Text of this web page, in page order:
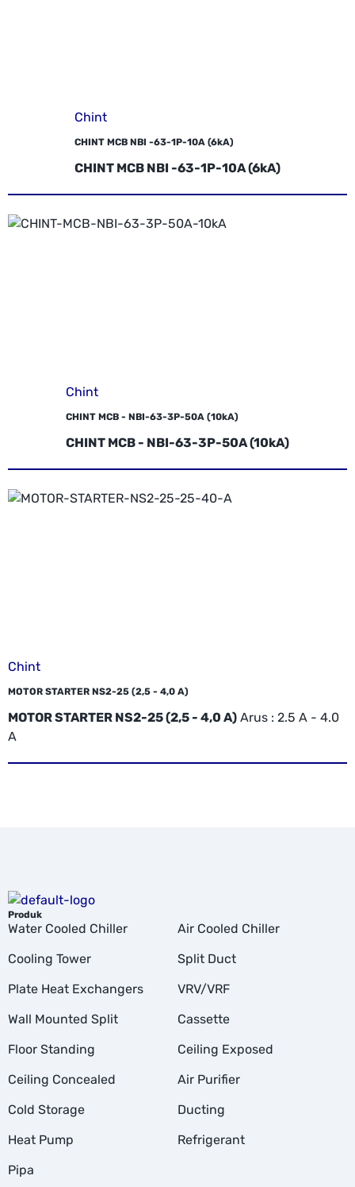
Chint
CHINT MCB NBI -63-1P-10A (6kA)
CHINT MCB NBI -63-1P-10A (6kA)
Chint
CHINT MCB - NBI-63-3P-50A (10kA)
CHINT MCB - NBI-63-3P-50A (10kA)
Chint
MOTOR STARTER NS2-25 (2,5 - 4,0 A)
MOTOR STARTER NS2-25 (2,5 - 4,0 A) Arus : 2.5 A - 4.0
A
Produk
Water Cooled Chiller
Air Cooled Chiller
Cooling Tower
Split Duct
Plate Heat Exchangers
VRV/VRF
Wall Mounted Split
Cassette
Floor Standing
Ceiling Exposed
Ceiling Concealed
Air Purifier
Cold Storage
Ducting
Heat Pump
Refrigerant
Pipa